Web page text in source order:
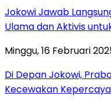
Jokowi Jawab
Ulama dan Aktivis
Minggu, 16 Februari
Di Depan Jokowi,
Kecewakan